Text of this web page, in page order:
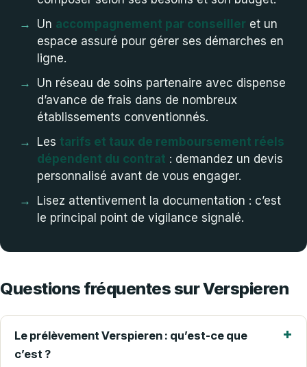
Un accompagnement par conseiller et un
espace assuré pour gérer ses démarches en
ligne.
Un réseau de soins partenaire avec dispense
d’avance de frais dans de nombreux
établissements conventionnés.
Les tarifs et taux de remboursement réels
dépendent du contrat : demandez un devis
personnalisé avant de vous engager.
Lisez attentivement la documentation : c’est
le principal point de vigilance signalé.
Questions fréquentes sur Verspieren
Le prélèvement Verspieren : qu’est-ce que
c’est ?